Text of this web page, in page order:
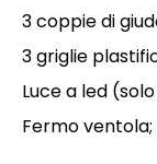
3 coppie di
3 griglie
Luce a led
Fermo ventola;